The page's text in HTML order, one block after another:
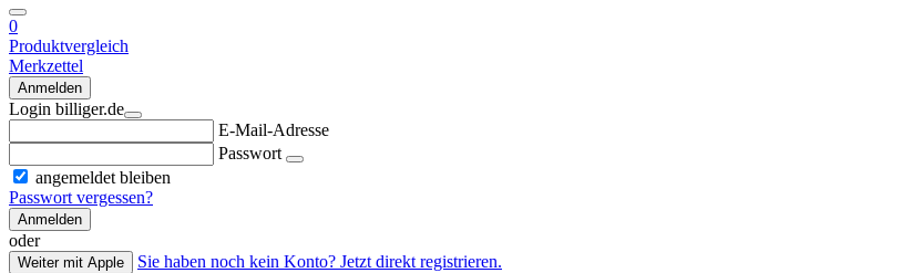
0
Produktvergleich
Merkzettel
Anmelden
Login billiger.de
E-Mail-Adresse
Passwort
angemeldet bleiben
Passwort vergessen?
Anmelden
oder
Weiter mit Apple
Sie haben noch kein Konto? Jetzt direkt registrieren.